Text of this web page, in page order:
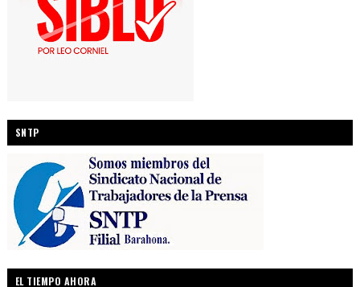
SNTP
EL TIEMPO AHORA